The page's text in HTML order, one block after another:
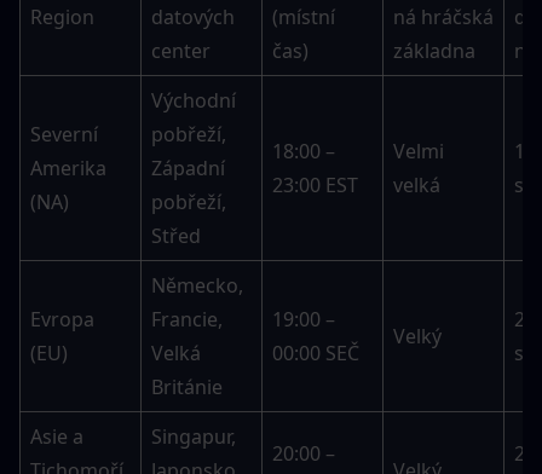
Region
datových
center
(místní
čas)
ná hráčská
základna
ní
Severní
Amerika
(NA)
Východní
pobřeží,
Západní
pobřeží,
Střed
18:00 –
23:00 EST
Velmi
velká
Evropa
(EU)
Německo,
Francie,
Velká
Británie
19:00 –
00:00 SEČ
Velký
Asie a
Singapur,
20:00 –